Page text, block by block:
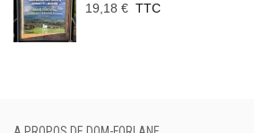
19,18 € TTC